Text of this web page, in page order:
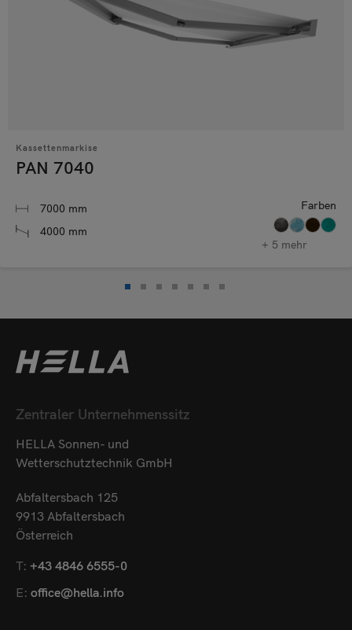
Kassettenmarkise
PAN 7040
7000 mm
4000 mm
Farben
+ 5 mehr
Zentraler Unternehmenssitz
HELLA Sonnen- und
Wetterschutztechnik GmbH
Abfaltersbach 125
9913 Abfaltersbach
Österreich
T: +43 4846 6555-0
E: office@hella.info